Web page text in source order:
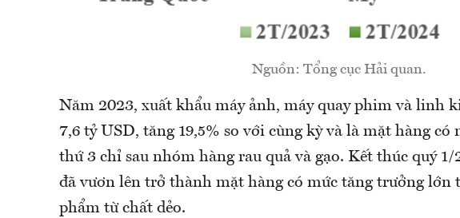
Nguồn: Tổng cục Hải quan.
Năm 2023, xuất khẩu máy ảnh, máy quay phim và linh
7,6 tỷ USD, tăng 19,5% so với cùng kỳ và là mặt hàng
thứ 3 chỉ sau nhóm hàng rau quả và gạo. Kết thúc quý
đã vươn lên trở thành mặt hàng có mức tăng trưởng lớn
phẩm từ chất dẻo.